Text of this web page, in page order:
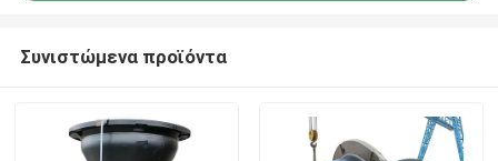
Συνιστώμενα προϊόντα